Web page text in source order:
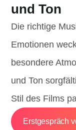
und Ton
Die richtige
Emotionen
besondere
und Ton
Stil des Films
Erstgespräch